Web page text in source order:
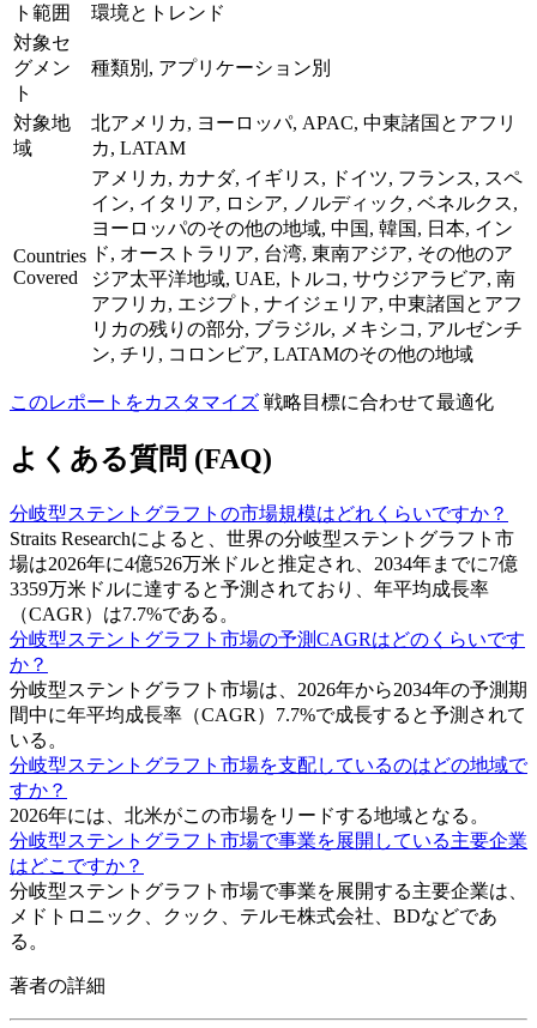
ト範囲
環境とトレンド
対象セ
グメン
ト
種類別, アプリケーション別
対象地
域
北アメリカ, ヨーロッパ, APAC, 中東諸国とアフリ
カ, LATAM
Countries
Covered
アメリカ, カナダ, イギリス, ドイツ, フランス, スペ
イン, イタリア, ロシア, ノルディック, ベネルクス,
ヨーロッパのその他の地域, 中国, 韓国, 日本, イン
ド, オーストラリア, 台湾, 東南アジア, その他のア
ジア太平洋地域, UAE, トルコ, サウジアラビア, 南
アフリカ, エジプト, ナイジェリア, 中東諸国とアフ
リカの残りの部分, ブラジル, メキシコ, アルゼンチ
ン, チリ, コロンビア, LATAMのその他の地域
このレポートをカスタマイズ 戦略目標に合わせて最適化
よくある質問 (FAQ)
分岐型ステントグラフトの市場規模はどれくらいですか？
Straits Researchによると、世界の分岐型ステントグラフト市
場は2026年に4億526万米ドルと推定され、2034年までに7億
3359万米ドルに達すると予測されており、年平均成長率
（CAGR）は7.7%である。
分岐型ステントグラフト市場の予測CAGRはどのくらいです
か？
分岐型ステントグラフト市場は、2026年から2034年の予測期
間中に年平均成長率（CAGR）7.7%で成長すると予測されて
いる。
分岐型ステントグラフト市場を支配しているのはどの地域で
すか？
2026年には、北米がこの市場をリードする地域となる。
分岐型ステントグラフト市場で事業を展開している主要企業
はどこですか？
分岐型ステントグラフト市場で事業を展開する主要企業は、
メドトロニック、クック、テルモ株式会社、BDなどであ
る。
著者の詳細